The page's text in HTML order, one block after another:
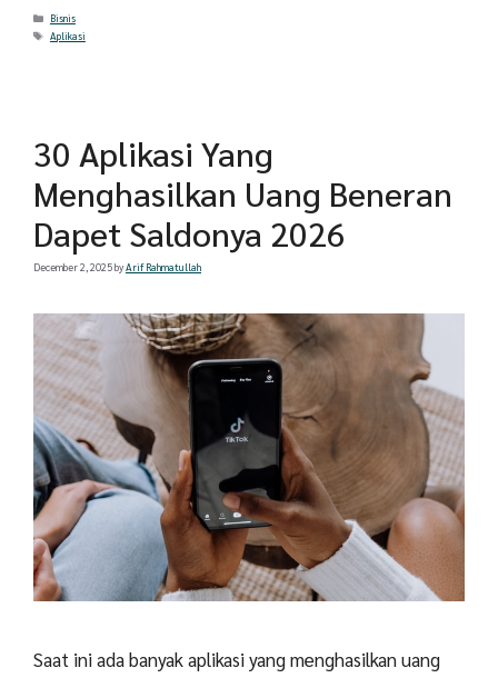
Categories
Bisnis
Tags
Aplikasi
30 Aplikasi Yang
Menghasilkan Uang Beneran
Dapet Saldonya 2026
December 2, 2025byArif Rahmatullah
Saat ini ada banyak aplikasi yang menghasilkan uang